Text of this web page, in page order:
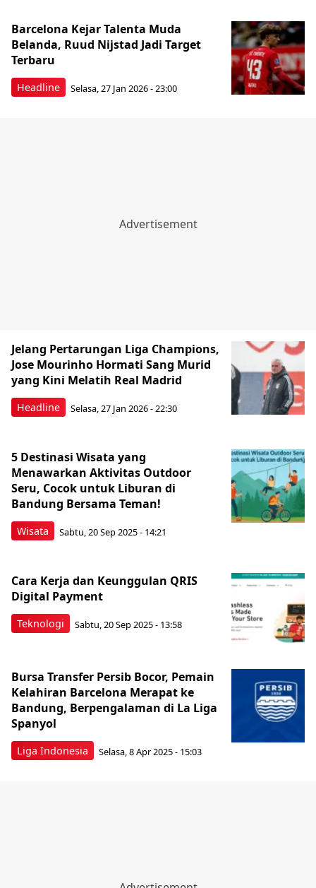
Headline
Barcelona Kejar Talenta Muda
Belanda, Ruud Nijstad Jadi Target
Terbaru
Selasa, 27 Jan 2026 - 23:00
Headline
Jelang Pertarungan Liga Champions,
Jose Mourinho Hormati Sang Murid
yang Kini Melatih Real Madrid
Selasa, 27 Jan 2026 - 22:30
Wisata
5 Destinasi Wisata yang
Menawarkan Aktivitas Outdoor
Seru, Cocok untuk Liburan di
Bandung Bersama Teman!
Sabtu, 20 Sep 2025 - 14:21
Teknologi
Cara Kerja dan Keunggulan QRIS
Digital Payment
Sabtu, 20 Sep 2025 - 13:58
Liga Indonesia
Bursa Transfer Persib Bocor, Pemain
Kelahiran Barcelona Merapat ke
Bandung, Berpengalaman di La Liga
Spanyol
Selasa, 8 Apr 2025 - 15:03